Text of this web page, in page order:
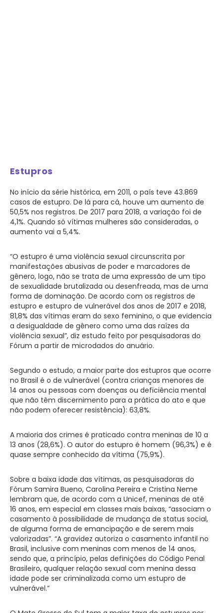
Estupros
No início da série histórica, em 2011, o país teve 43.869
casos de estupro. De lá para cá, houve um aumento de
50,5% nos registros. De 2017 para 2018, a variação foi de
4,1%. Quando só vítimas mulheres são consideradas, o
aumento vai a 5,4%.
“O estupro é uma violência sexual circunscrita por
manifestações abusivas de poder e marcadores de
gênero, logo, não se trata de uma expressão de um tipo
de sexualidade brutalizada ou desenfreada, mas de uma
forma de dominação. De acordo com os registros de
estupro e estupro de vulnerável dos anos de 2017 e 2018,
81,8% das vítimas eram do sexo feminino, o que evidencia
a desigualdade de gênero como uma das raízes da
violência sexual”, diz estudo feito por pesquisadoras do
Fórum a partir de microdados do anuário.
Segundo o estudo, a maior parte dos estupros que ocorre
no Brasil é o de vulnerável (contra crianças menores de
14 anos ou pessoas com doenças ou deficiência mental
que não têm discernimento para a prática do ato e que
não podem oferecer resistência): 63,8%.
A maioria dos crimes é praticado contra meninas de 10 a
13 anos (28,6%). O autor do estupro é homem (96,3%) e é
quase sempre conhecido da vítima (75,9%).
Sobre a baixa idade das vítimas, as pesquisadoras do
Fórum Samira Bueno, Carolina Pereira e Cristina Neme
lembram que, de acordo com a Unicef, meninas de até
16 anos, em especial em classes mais baixas, “associam o
casamento à possibilidade de mudança de status social,
de alguma forma de emancipação e de serem mais
valorizadas”. “A gravidez autoriza o casamento infantil no
Brasil, inclusive com meninas com menos de 14 anos,
sendo que, a princípio, pelas definições do Código Penal
Brasileiro, qualquer relação sexual com menina dessa
idade pode ser criminalizada como um estupro de
vulnerável.”